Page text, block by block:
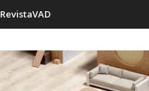
RevistaVAD